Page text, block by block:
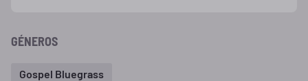
GÉNEROS
Gospel Bluegrass